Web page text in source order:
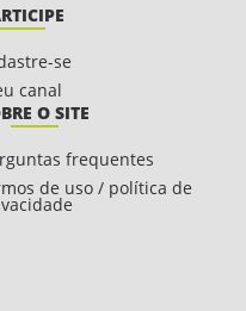
se
canal
O SITE
frequentes
de uso / política de